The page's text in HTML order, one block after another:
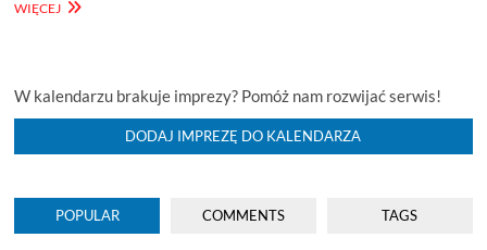
WIĘCEJRACE
W kalendarzu brakuje imprezy? Pomóż nam rozwijać serwis!
DODAJ IMPREZĘ DO KALENDARZA
POPULAR COMMENTS TAGS